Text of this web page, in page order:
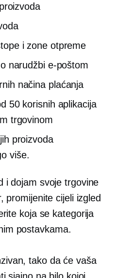
i zone otpreme
narudžbi e-poštom
načina plaćanja
50 korisnih aplikacija
trgovinom
proizvoda
više.
i dojam svoje trgovine
promijenite cijeli izgled
koja se kategorija
postavkama.
tako da će vaša